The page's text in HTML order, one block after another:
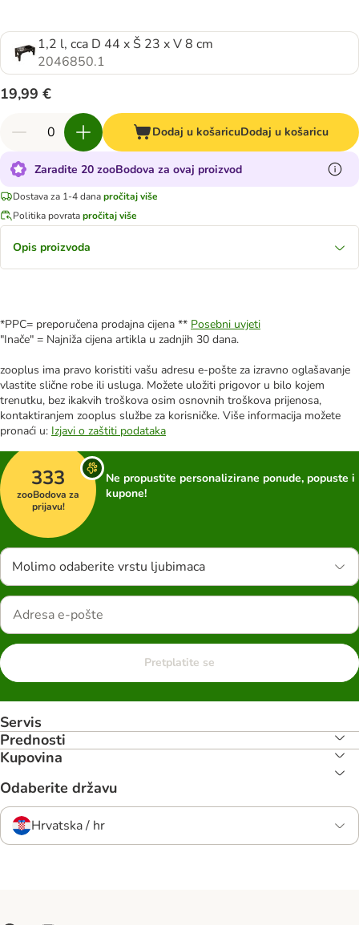
1,2 l, cca D 44 x Š 23 x V 8 cm
2046850.1
19,99 €
Dodaj u košaricuDodaj u košaricu
Zaradite 20 zooBodova za ovaj proizvod
Dostava za 1-4 danapročitaj više
Politika povratapročitaj više
Opis proizvoda
*PPC= preporučena prodajna cijena ** Posebni uvjeti
"Inače" = Najniža cijena artikla u zadnjih 30 dana.
zooplus ima pravo koristiti vašu adresu e-pošte za izravno oglašavanje
vlastite slične robe ili usluga. Možete uložiti prigovor u bilo kojem
trenutku, bez ikakvih troškova osim osnovnih troškova prijenosa,
kontaktiranjem zooplus službe za korisničke. Više informacija možete
pronaći u: Izjavi o zaštiti podataka
333
zooBodova za
prijavu!
Ne propustite personalizirane ponude, popuste i
kupone!
Molimo odaberite vrstu ljubimaca
Pretplatite se
Servis
Prednosti
Kupovina
Odaberite državu
Hrvatska / hr